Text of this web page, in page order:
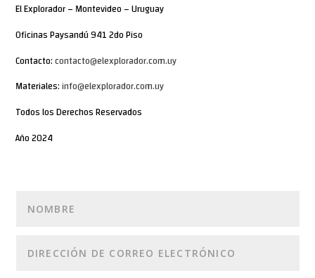
El Explorador – Montevideo – Uruguay
Oficinas Paysandú 941 2do Piso
Contacto:contacto@elexplorador.com.uy
Materiales:info@elexplorador.com.uy
Todos los Derechos Reservados
Año 2024